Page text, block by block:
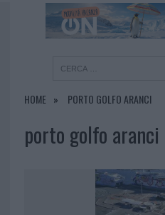
HOME PORTO GOLFO ARANCI
porto golfo aranci